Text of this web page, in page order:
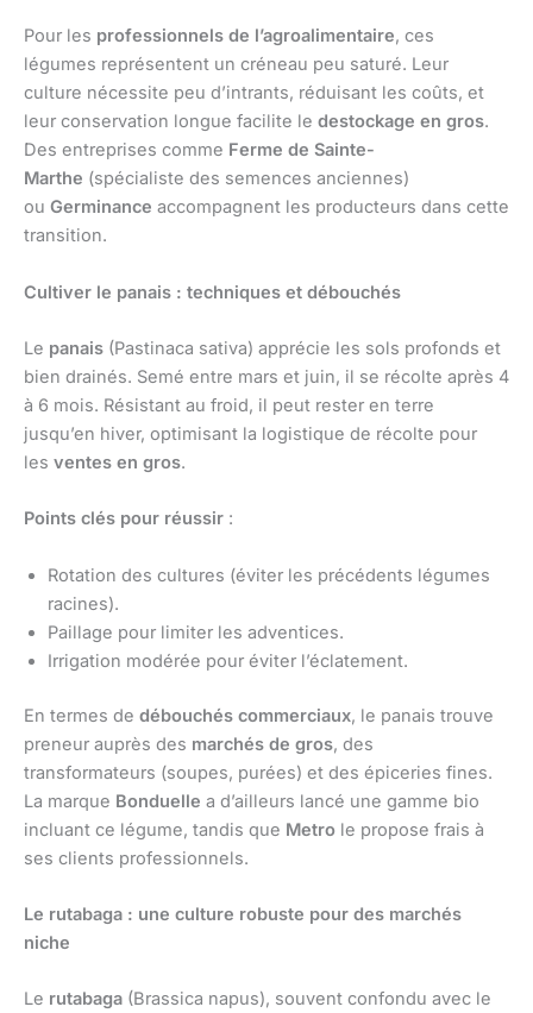
Pour les professionnels de l’agroalimentaire, ces
légumes représentent un créneau peu saturé. Leur
culture nécessite peu d’intrants, réduisant les coûts, et
leur conservation longue facilite le destockage en gros.
Des entreprises comme Ferme de Sainte-
Marthe (spécialiste des semences anciennes)
ou Germinance accompagnent les producteurs dans cette
transition.
Cultiver le panais : techniques et débouchés
Le panais (Pastinaca sativa) apprécie les sols profonds et
bien drainés. Semé entre mars et juin, il se récolte après 4
à 6 mois. Résistant au froid, il peut rester en terre
jusqu’en hiver, optimisant la logistique de récolte pour
les ventes en gros.
Points clés pour réussir :
Rotation des cultures (éviter les précédents légumes
racines).
Paillage pour limiter les adventices.
Irrigation modérée pour éviter l’éclatement.
En termes de débouchés commerciaux, le panais trouve
preneur auprès des marchés de gros, des
transformateurs (soupes, purées) et des épiceries fines.
La marque Bonduelle a d’ailleurs lancé une gamme bio
incluant ce légume, tandis que Metro le propose frais à
ses clients professionnels.
Le rutabaga : une culture robuste pour des marchés
niche
Le rutabaga (Brassica napus), souvent confondu avec le